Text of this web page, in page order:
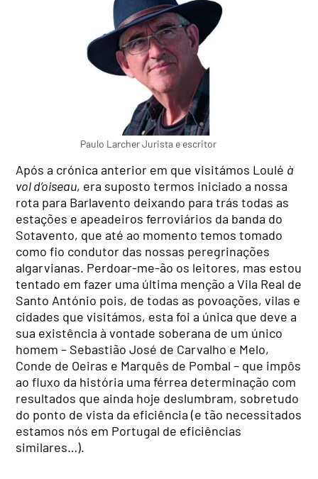
Paulo Larcher Jurista e escritor
Após a crónica anterior em que visitámos Loulé à
vol d’oiseau, era suposto termos iniciado a nossa
rota para Barlavento deixando para trás todas as
estações e apeadeiros ferroviários da banda do
Sotavento, que até ao momento temos tomado
como fio condutor das nossas peregrinações
algarvianas. Perdoar-me-ão os leitores, mas estou
tentado em fazer uma última menção a Vila Real de
Santo António pois, de todas as povoações, vilas e
cidades que visitámos, esta foi a única que deve a
sua existência à vontade soberana de um único
homem – Sebastião José de Carvalho e Melo,
Conde de Oeiras e Marquês de Pombal – que impôs
ao fluxo da história uma férrea determinação com
resultados que ainda hoje deslumbram, sobretudo
do ponto de vista da eficiência (e tão necessitados
estamos nós em Portugal de eficiências
similares…).